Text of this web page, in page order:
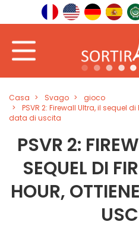
Casa Svago
gioco
PSVR 2: Firewall Ultra, il sequel
data di uscita
PSVR 2:
SEQUEL DI
HOUR,